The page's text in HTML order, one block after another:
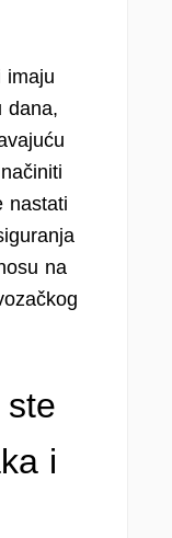
imaju
dana,
nastati
na
i